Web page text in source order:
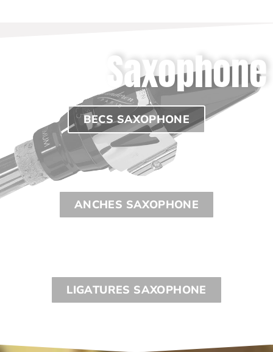
Saxophone
BECS SAXOPHONE
ANCHES SAXOPHONE
LIGATURES SAXOPHONE